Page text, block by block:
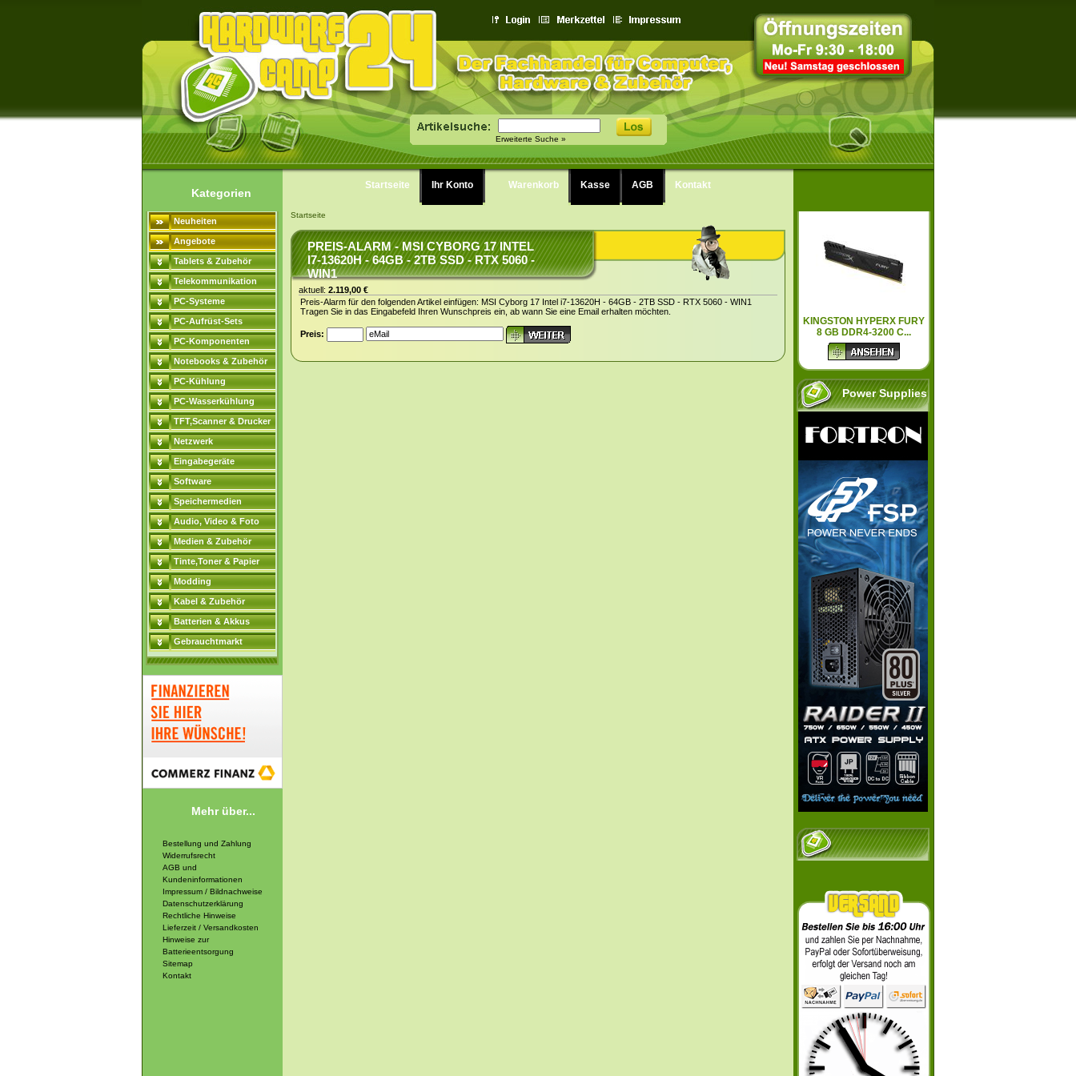
Erweiterte Suche »
Kategorien
Neuheiten
Angebote
Tablets & Zubehör
Telekommunikation
PC-Systeme
PC-Aufrüst-Sets
PC-Komponenten
Notebooks & Zubehör
PC-Kühlung
PC-Wasserkühlung
TFT,Scanner & Drucker
Netzwerk
Eingabegeräte
Software
Speichermedien
Audio, Video & Foto
Medien & Zubehör
Tinte,Toner & Papier
Modding
Kabel & Zubehör
Batterien & Akkus
Gebrauchtmarkt
Mehr über...
Bestellung und Zahlung
Widerrufsrecht
AGB und
Kundeninformationen
Impressum / Bildnachweise
Datenschutzerklärung
Rechtliche Hinweise
Lieferzeit / Versandkosten
Hinweise zur
Batterieentsorgung
Sitemap
Kontakt
Startseite Ihr Konto Warenkorb Kasse AGB Kontakt
Startseite
PREIS-ALARM - MSI CYBORG 17 INTEL
I7-13620H - 64GB - 2TB SSD - RTX 5060 -
WIN1
aktuell: 2.119,00 €
Preis-Alarm für den folgenden Artikel einfügen: MSI Cyborg 17 Intel i7-13620H - 64GB - 2TB SSD - RTX 5060 - WIN1
Tragen Sie in das Eingabefeld Ihren Wunschpreis ein, ab wann Sie eine Email erhalten möchten.
Preis:
KINGSTON HYPERX FURY
8 GB DDR4-3200 C...
Power Supplies